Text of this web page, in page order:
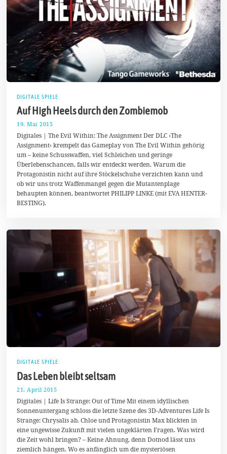
DIGITALE SPIELE
Auf High Heels durch den Zombiemob
19. Mai 2015
0
.
M
a
i
0
1
5
Digitales | The Evil Within: The Assignment Der DLC ›The
Assignment‹ krempelt das Gameplay von The Evil Within gehörig
um – keine Schusswaffen, viel Schleichen und geringe
Überlebenschancen, falls wir entdeckt werden. Warum die
Protagonistin nicht auf ihre Stöckelschuhe verzichten kann und
ob wir uns trotz Waffenmangel gegen die Mutantenplage
behaupten können, beantwortet PHILIPP LINKE (mit EVA HENTER-
BESTING).
DIGITALE SPIELE
Das Leben bleibt seltsam
21. April 2015
.
A
p
r
l
2
Digitales | Life Is Strange: Out of Time Mit einem idyllischen
Sonnenuntergang schloss die letzte Szene des 3D-Adventures Life Is
Strange: Chrysalis ab. Chloe und Protagonistin Max blickten in
eine ungewisse Zukunft mit vielen ungeklärten Fragen. Was wird
die Zeit wohl bringen? – Keine Ahnung, denn Dotnod lässt uns
ziemlich hängen. Wo es anfänglich um die mysteriösen